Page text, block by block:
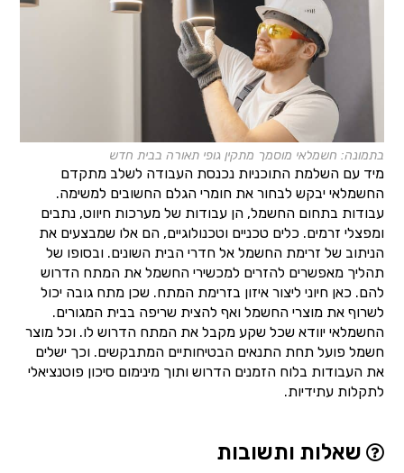
בתמונה: חשמלאי מוסמך מתקין גופי תאורה בבית חדש
מיד עם השלמת התוכניות נכנסת העבודה לשלב מתקדם
החשמלאי יבקש לבחור את חומרי הגלם החשובים למשימה.
עבודות בתחום החשמל, הן עבודות של מערכות חיווט, נתבים
ומפצלי זרמים. כלים טכניים וטכנולוגיים, הם אלו שמבצעים את
הניתוב של זרימת החשמל אל חדרי הבית השונים. ובסופו של
תהליך מאפשרים להזרים למכשירי החשמל את המתח הדרוש
להם. כאן חיוני ליצור איזון בזרימת המתח. שכן מתח גובה יכול
לשרוף את מוצרי החשמל ואף להצית שריפה בבית המגורים.
החשמלאי יוודא שכל שקע מקבל את המתח הדרוש לו. וכל מוצר
חשמל פועל תחת התנאים הבטיחותיים המתבקשים. וכך ישלים
את העבודות בלוח הזמנים הדרוש ותוך מינימום סיכון פוטנציאלי
לתקלות עתידיות.
שאלות ותשובות